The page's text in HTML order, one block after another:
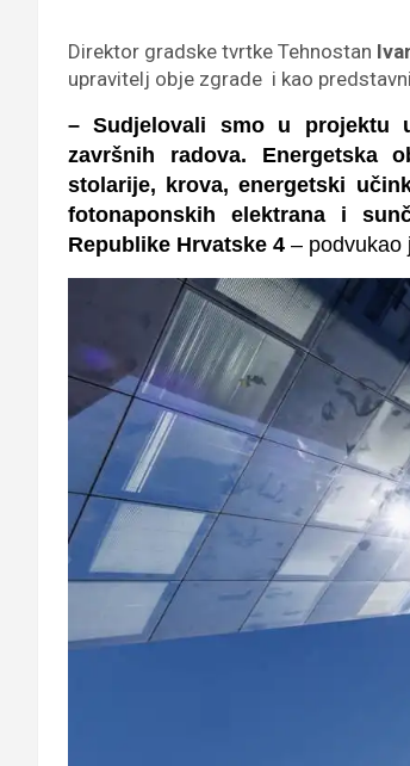
Direktor gradske tvrtke Tehnostan
upravitelj obje zgrade i kao
– Sudjelovali smo u projektu
završnih radova. Energetska
stolarije, krova, energetski
fotonaponskih elektrana i
Republike Hrvatske 4 – podvukao